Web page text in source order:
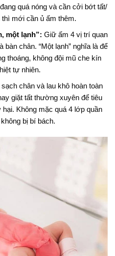
quá nóng và cần cởi bớt tất/
mới cần ủ ấm thêm.
một lạnh”: Giữ ấm 4 vị trí quan
bàn chân. “Một lạnh” nghĩa là để
thoáng, không đội mũ che kín
tự nhiên.
chân và lau khô hoàn toàn
giặt tất thường xuyên để tiêu
hại. Không mặc quá 4 lớp quần
bị bí bách.